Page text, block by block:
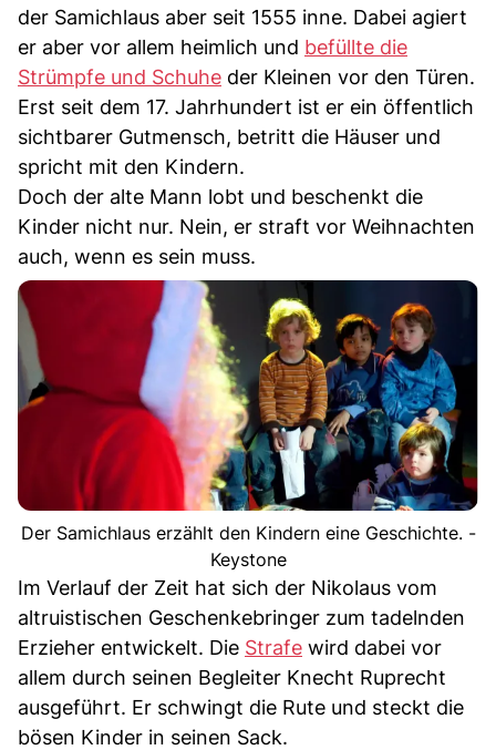
der Samichlaus aber seit 1555 inne. Dabei agiert
er aber vor allem heimlich und befüllte die
Strümpfe und Schuhe der Kleinen vor den Türen.
Erst seit dem 17. Jahrhundert ist er ein öffentlich
sichtbarer Gutmensch, betritt die Häuser und
spricht mit den Kindern.
Doch der alte Mann lobt und beschenkt die
Kinder nicht nur. Nein, er straft vor Weihnachten
auch, wenn es sein muss.
Der Samichlaus erzählt den Kindern eine Geschichte. -
Keystone
Im Verlauf der Zeit hat sich der Nikolaus vom
altruistischen Geschenkebringer zum tadelnden
Erzieher entwickelt. Die Strafe wird dabei vor
allem durch seinen Begleiter Knecht Ruprecht
ausgeführt. Er schwingt die Rute und steckt die
bösen Kinder in seinen Sack.